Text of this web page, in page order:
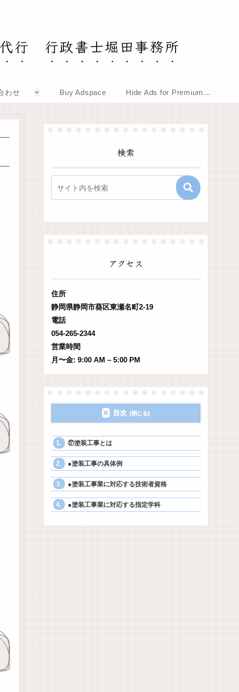
行 行政書士堀田事務所
わせ Buy Adspace Hide Ads for Premium Members
検索
アクセス
住所
静岡県静岡市葵区東瀬名町2-19
電話
054-265-2344
営業時間
月〜金: 9:00 AM – 5:00 PM
目次
⑰塗装工事とは
●塗装工事の具体例
●塗装工事業に対応する技術者資格
●塗装工事業に対応する指定学科